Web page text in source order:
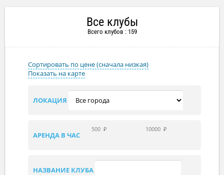
Все клубы
Всего клубов : 159
Сортировать по цене (сначала низкая)
Показать на карте
ЛОКАЦИЯ
АРЕНДА В ЧАС
500 ₽ 10000 ₽
НАЗВАНИЕ КЛУБА